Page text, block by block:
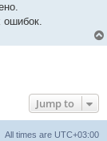
ошибок.
Jump to
All times are UTC+03:00